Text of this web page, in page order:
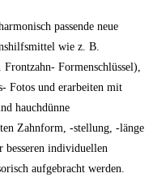
passende neue
wie z. B.
Formenschlüssel),
Fotos und erarbeiten mit
hauchdünne
Zahnform, -stellung, -länge
individuellen
aufgebracht werden.